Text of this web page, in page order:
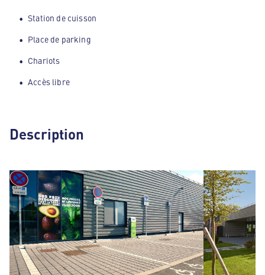
Station de cuisson
Place de parking
Chariots
Accès libre
Description